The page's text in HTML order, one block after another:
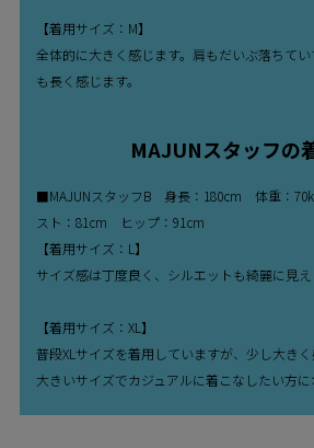
【着用サイズ：M】
全体的に大きく感じます。肩もだいぶ落ちて
も長く感じます。
MAJUNスタッフの
■MAJUNスタッフB 身長：180cm 体重：
スト：81cm ヒップ：91cm
【着用サイズ：L】
サイズ感は丁度良く、シルエットも綺麗に見え
【着用サイズ：XL】
普段XLサイズを着用していますが、少し大きく
大きいサイズでカジュアルに着こなしたい方に